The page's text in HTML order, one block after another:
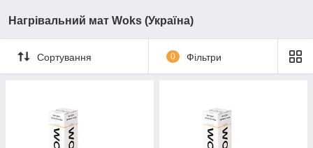
Нагрівальний мат Woks (Україна)
Сортування 0 Фільтри